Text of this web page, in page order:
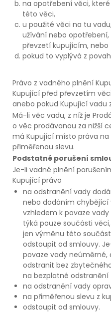
na opotřebení věci,
této věci,
u použité věci na tu
užívání nebo
převzetí kupujícím, nebo
pokud to vyplývá z
Právo z vadného plnění
Kupující před převzetím
anebo pokud Kupující vadu
Má-li věc vadu, z níž je
o věc prodávanou za nižší
má Kupující místo práva
přiměřenou slevu.
Podstatné porušení
Je-li vadné plnění
Kupující právo
na odstranění vady
nebo dodáním chybějící
vzhledem k povaze
týká pouze součásti
jen výměnu této
odstoupit od smlouvy.
povaze vady
odstranit bez
na bezplatné odstranění
na odstranění vady
na přiměřenou slevu z
odstoupit od smlouvy.